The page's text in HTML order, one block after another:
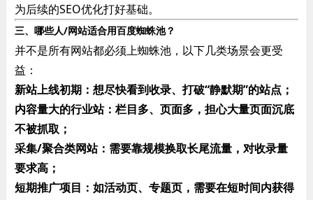
为后续的SEO优化打好基础。
三、哪些人/网站适合用百度蜘蛛池？
并不是所有网站都必须上蜘蛛池，以下几类场景会更受
益：
新站上线初期：想尽快看到收录、打破“静默期”的站点；
内容量大的行业站：栏目多、页面多，担心大量页面沉底
不被抓取；
采集/聚合类网站：需要靠规模换取长尾流量，对收录量
要求高；
短期推广项目：如活动页、专题页，需要在短时间内获得